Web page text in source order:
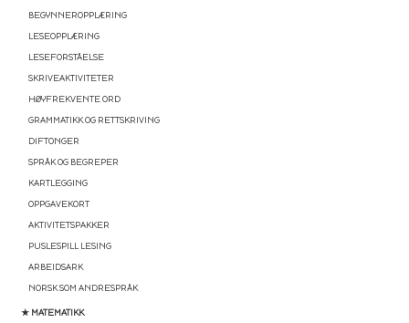
BEGYNNEROPPLÆRING
LESEOPPLÆRING
LESEFORSTÅELSE
SKRIVEAKTIVITETER
HØYFREKVENTE ORD
GRAMMATIKK OG RETTSKRIVING
DIFTONGER
SPRÅK OG BEGREPER
KARTLEGGING
OPPGAVEKORT
AKTIVITETSPAKKER
PUSLESPILL LESING
ARBEIDSARK
NORSK SOM ANDRESPRÅK
★ MATEMATIKK